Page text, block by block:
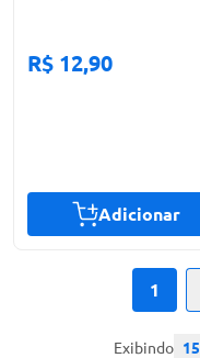
R$ 12,90
Adicionar
1
Exibindo 15